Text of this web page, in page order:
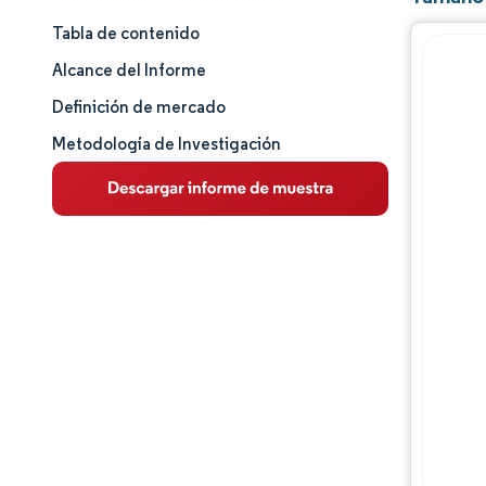
Tamaño y cuota de mercado
Análisis de mercado
Tendencias e ideas
Análisis de segmentos
Tabla de contenido
Alcance del Informe
Definición de mercado
Metodología de Investigación